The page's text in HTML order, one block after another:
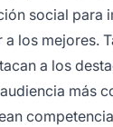
social para
los mejores.
a los
más